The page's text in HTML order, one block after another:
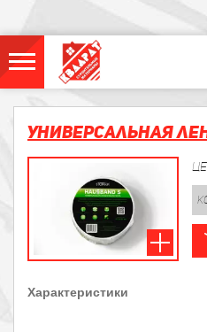
Универсальная
Характеристики